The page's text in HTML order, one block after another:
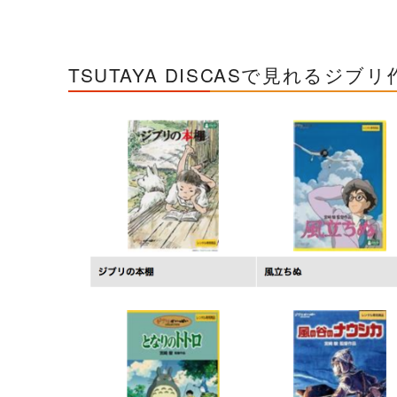
TSUTAYA DISCASで見れるジブリ